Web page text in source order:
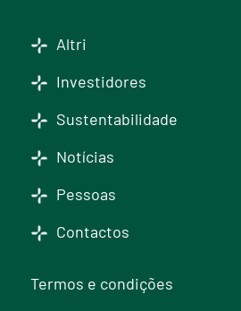
Altri
Investidores
Sustentabilidade
Notícias
Pessoas
Contactos
Termos e condições